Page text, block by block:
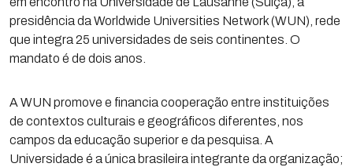
presidência da Worldwide Universities Network (WUN), rede
que integra 25 universidades de seis continentes. O
mandato é de dois anos.
A WUN promove e financia cooperação entre instituições
de contextos culturais e geográficos diferentes, nos
campos da educação superior e da pesquisa. A
Universidade é a única brasileira integrante da organização;